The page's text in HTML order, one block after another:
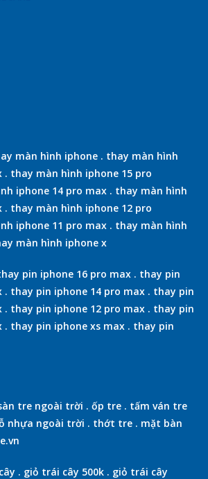
màn hình iphone . thay màn hình
. thay màn hình iphone 15 pro
iphone 14 pro max . thay màn hình
. thay màn hình iphone 12 pro
iphone 11 pro max . thay màn hình
màn hình iphone x
pin iphone 16 pro max . thay pin
. thay pin iphone 14 pro max . thay pin
. thay pin iphone 12 pro max . thay pin
. thay pin iphone xs max . thay pin
tre ngoài trời . ốp tre . tấm ván tre
nhựa ngoài trời . thớt tre . mặt bàn
. giỏ trái cây 500k . giỏ trái cây